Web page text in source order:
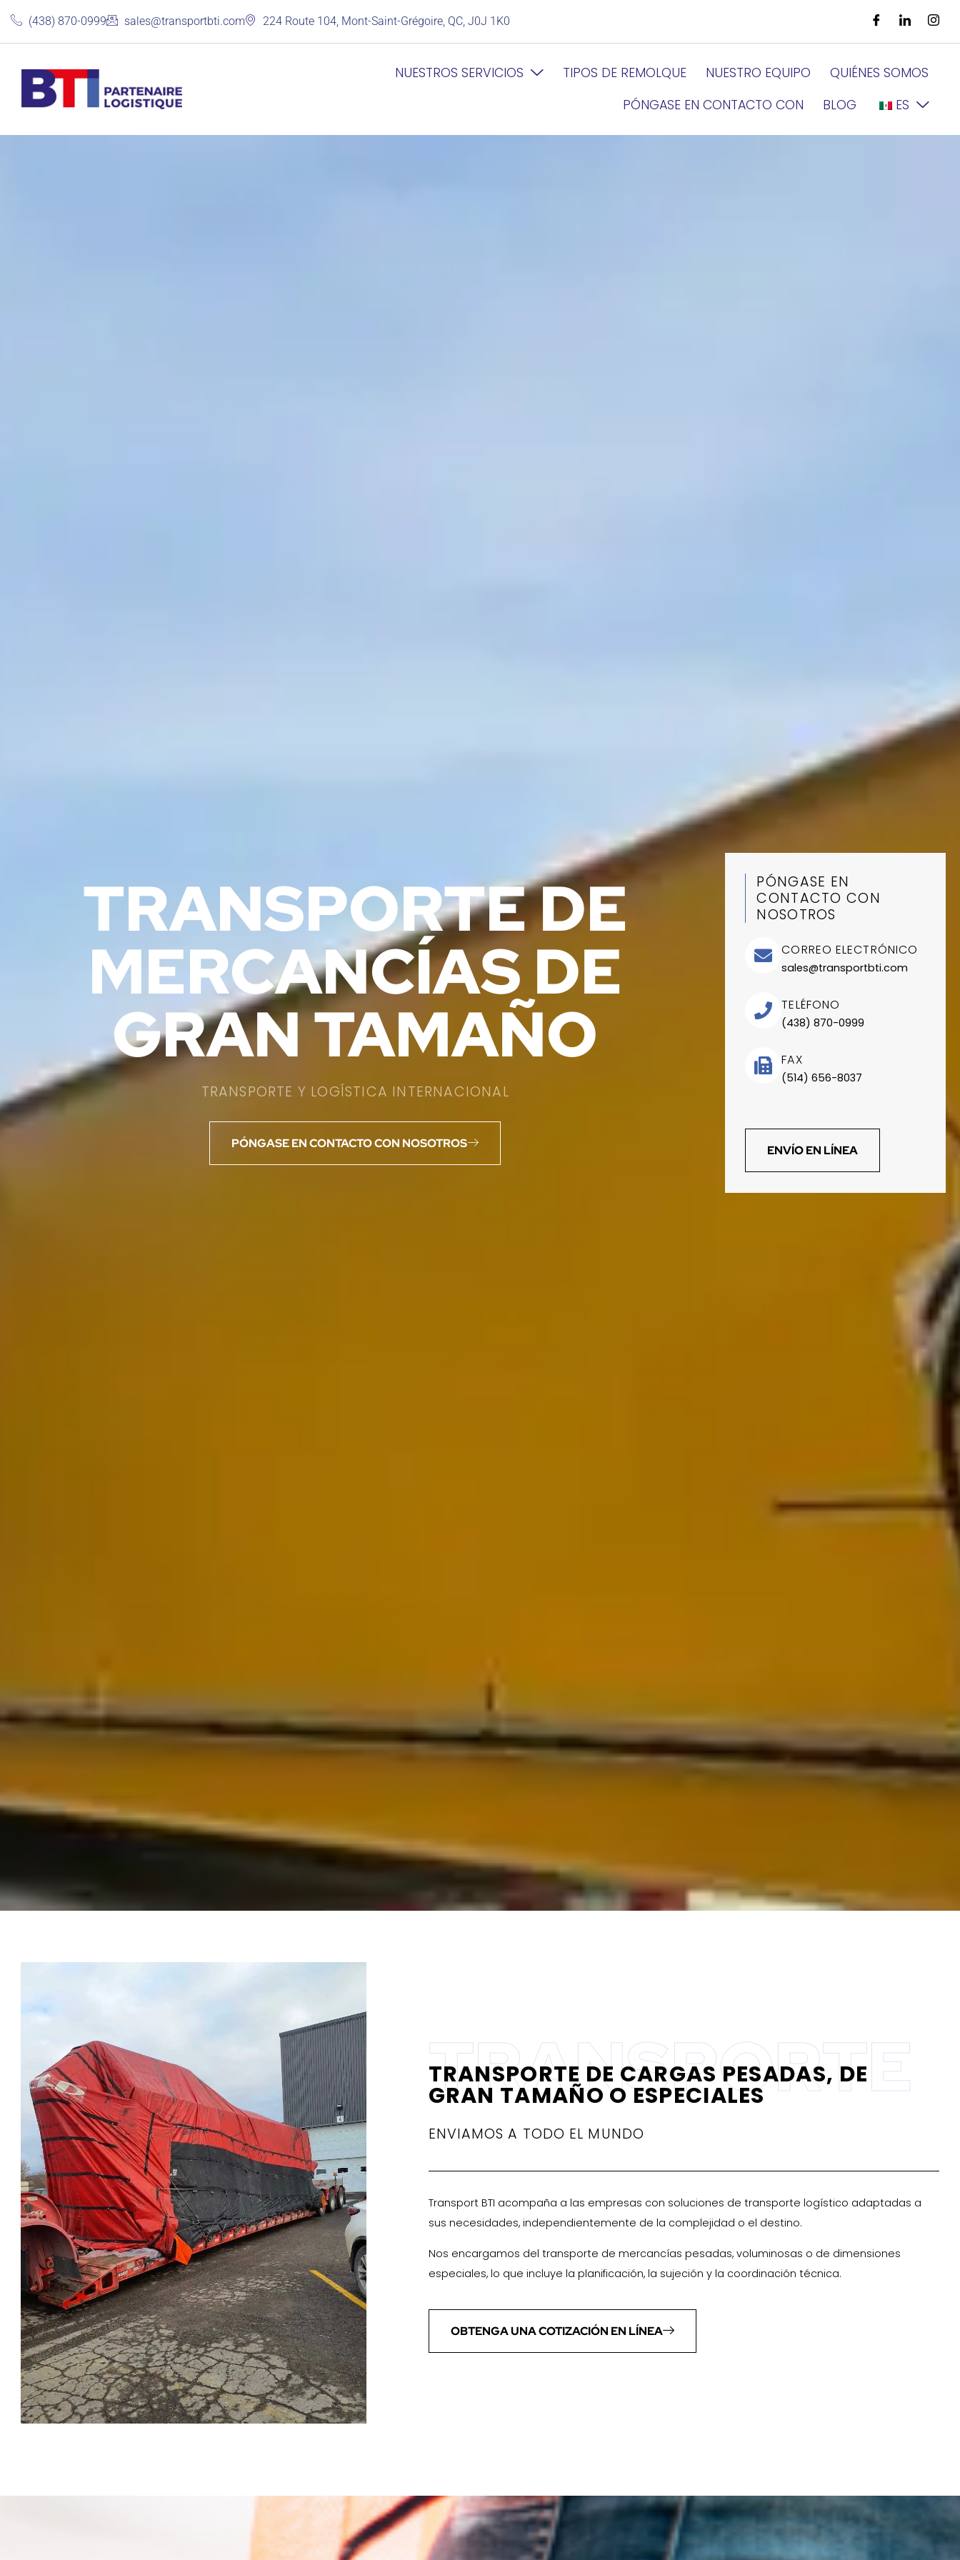
(438) 870-0999 sales@transportbti.com 224 Route 104, Mont-Saint-Grégoire, QC, J0J 1K0
NUESTROS SERVICIOS TIPOS DE REMOLQUE NUESTRO EQUIPO
QUIÉNES SOMOS
PÓNGASE EN CONTACTO CON
BLOG ES
TRANSPORTE DE
MERCANCÍAS DE
GRAN TAMAÑO
TRANSPORTE Y LOGÍSTICA INTERNACIONAL
PÓNGASE EN CONTACTO CON NOSOTROS
PÓNGASE EN
CONTACTO CON
NOSOTROS
CORREO ELECTRÓNICO
sales@transportbti.com
TELÉFONO
(438) 870-0999
FAX
(514) 656-8037
ENVÍO EN LÍNEA
TRANSPORTE
TRANSPORTE DE CARGAS PESADAS, DE
GRAN TAMAÑO O ESPECIALES
ENVIAMOS A TODO EL MUNDO
Transport BTI acompaña a las empresas con soluciones de transporte logístico adaptadas a
sus necesidades, independientemente de la complejidad o el destino.
Nos encargamos del transporte de mercancías pesadas, voluminosas o de dimensiones
especiales, lo que incluye la planificación, la sujeción y la coordinación técnica.
OBTENGA UNA COTIZACIÓN EN LÍNEA